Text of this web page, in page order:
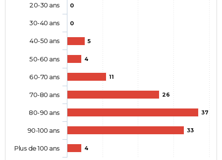
0
0
5
4
11
26
37
33
4
20-30 ans
30-40 ans
40-50 ans
50-60 ans
60-70 ans
70-80 ans
80-90 ans
90-100 ans
Plus de 100 ans